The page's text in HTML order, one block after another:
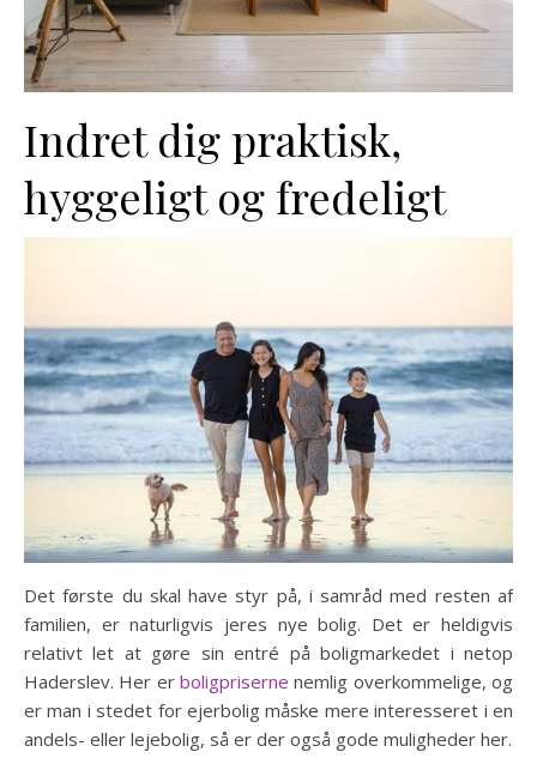
Indret dig praktisk,
hyggeligt og fredeligt
Det første du skal have styr på, i samråd med resten af
familien, er naturligvis jeres nye bolig. Det er heldigvis
relativt let at gøre sin entré på boligmarkedet i netop
Haderslev. Her er boligpriserne nemlig overkommelige, og
er man i stedet for ejerbolig måske mere interesseret i en
andels- eller lejebolig, så er der også gode muligheder her.